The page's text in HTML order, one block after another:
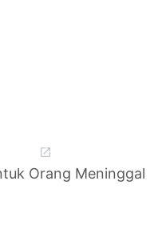
Orang Meninggal